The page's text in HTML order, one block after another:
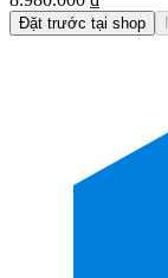
Đặt trước tại shop